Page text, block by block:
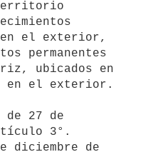
en el exterior,
permanentes
ubicados en
en el exterior.
3°.